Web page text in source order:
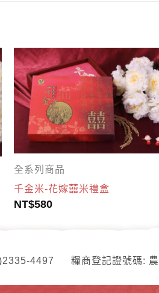
全系列商品
千金米-花嫁囍米禮盒
NT$580
4497 糧商登記證號碼: